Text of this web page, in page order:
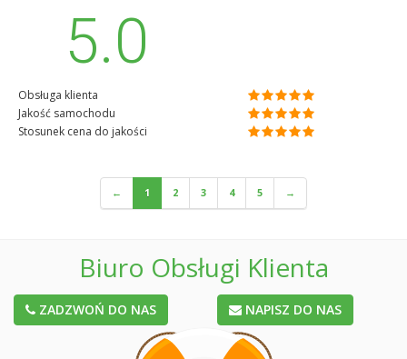
5.0
Obsługa klienta
Jakość samochodu
Stosunek cena do jakości
← 1 2 3 4 5 →
Biuro Obsługi Klienta
ZADZWOŃ DO NAS NAPISZ DO NAS